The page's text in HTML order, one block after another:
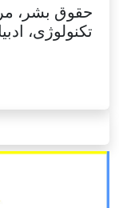
حقوق بشر،
تکنولوژی،